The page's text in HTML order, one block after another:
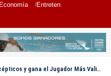
Economía Entretenimiento
el Jugador Más Valioso del Super Bowl